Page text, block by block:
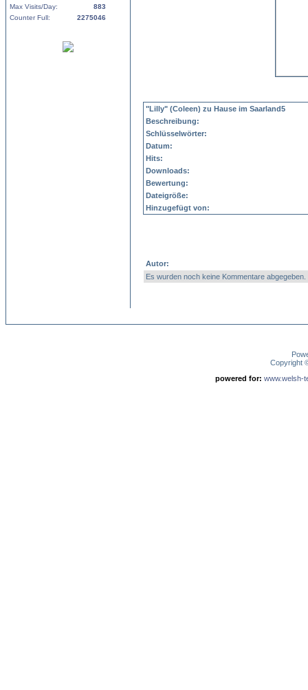
Max Visits/Day:
883
Counter Full:
2275046
"Lilly" (Coleen) zu Hause im Saarland5
Beschreibung:
Schlüsselwörter:
Datum:
Hits:
Downloads:
Bewertung:
Dateigröße:
Hinzugefügt von:
Autor:
Es wurden noch keine Kommentare abgegeben.
Copyright
powered for: www.welsh-